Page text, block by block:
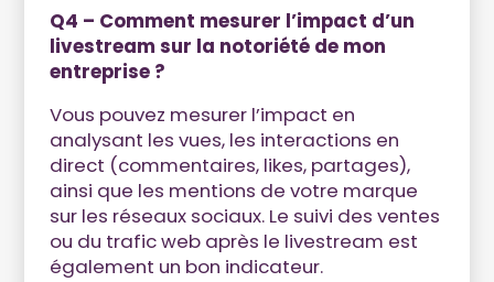
Q4 – Comment mesurer l’impact d’un
livestream sur la notoriété de mon
entreprise ?
Vous pouvez mesurer l’impact en
analysant les vues, les interactions en
direct (commentaires, likes, partages),
ainsi que les mentions de votre marque
sur les réseaux sociaux. Le suivi des ventes
ou du trafic web après le livestream est
également un bon indicateur.